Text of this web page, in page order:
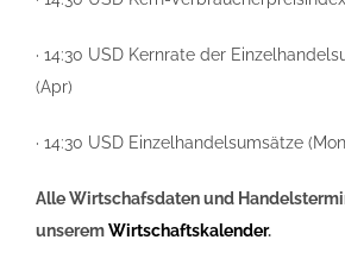
· 14:30 USD Kernrate der
(Apr)
· 14:30 USD Einzelhandelsumsätze
Alle Wirtschafsdaten und
unseremWirtschaftskalender.